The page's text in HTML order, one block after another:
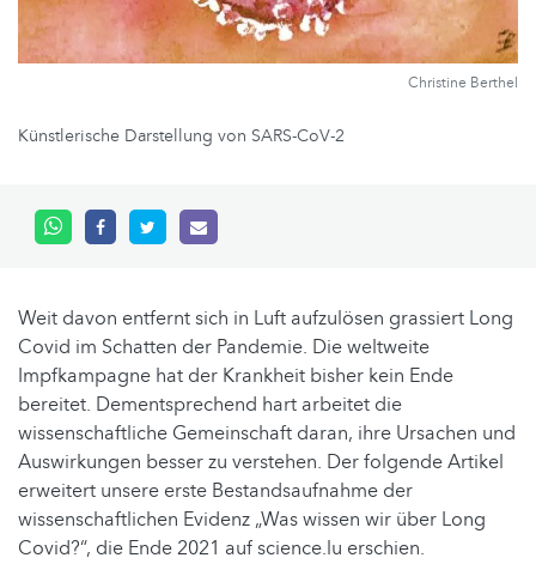
Christine Berthel
Künstlerische Darstellung von SARS-CoV-2
Weit davon entfernt sich in Luft aufzulösen grassiert Long
Covid im Schatten der Pandemie. Die weltweite
Impfkampagne hat der Krankheit bisher kein Ende
bereitet. Dementsprechend hart arbeitet die
wissenschaftliche Gemeinschaft daran, ihre Ursachen und
Auswirkungen besser zu verstehen. Der folgende Artikel
erweitert unsere erste Bestandsaufnahme der
wissenschaftlichen Evidenz „Was wissen wir über Long
Covid?“, die Ende 2021 auf science.lu erschien.